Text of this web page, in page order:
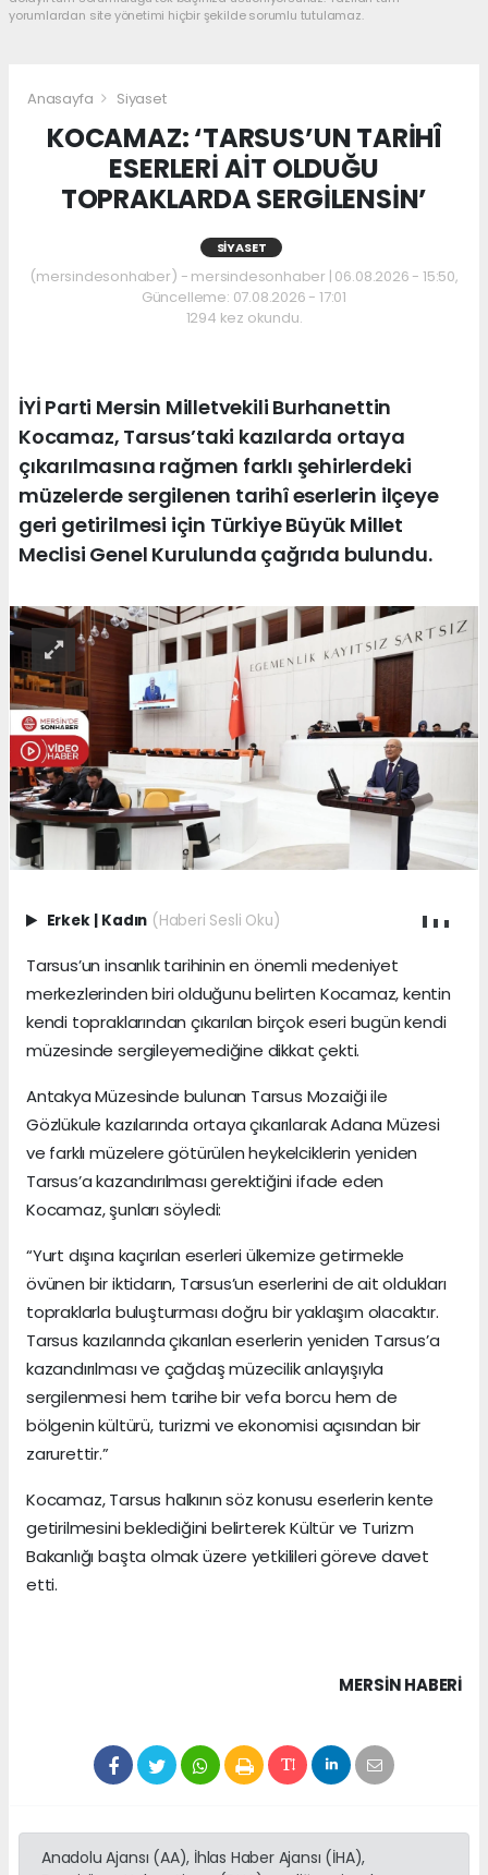
yorumlardan site yönetimi hiçbir şekilde sorumlu tutulamaz.
Anasayfa Siyaset
KOCAMAZ: ‘TARSUS’UN TARİHÎ
ESERLERİ AİT OLDUĞU
TOPRAKLARDA SERGİLENSİN’
SIYASET
(mersindesonhaber) - mersindesonhaber | 06.08.2026 - 15:50,
Güncelleme: 07.08.2026 - 17:01
1294 kez okundu.
İYİ Parti Mersin Milletvekili Burhanettin
Kocamaz, Tarsus’taki kazılarda ortaya
çıkarılmasına rağmen farklı şehirlerdeki
müzelerde sergilenen tarihî eserlerin ilçeye
geri getirilmesi için Türkiye Büyük Millet
Meclisi Genel Kurulunda çağrıda bulundu.
Erkek | Kadın (Haberi Sesli Oku)
Tarsus’un insanlık tarihinin en önemli medeniyet
merkezlerinden biri olduğunu belirten Kocamaz, kentin
kendi topraklarından çıkarılan birçok eseri bugün kendi
müzesinde sergileyemediğine dikkat çekti.
Antakya Müzesinde bulunan Tarsus Mozaiği ile
Gözlükule kazılarında ortaya çıkarılarak Adana Müzesi
ve farklı müzelere götürülen heykelciklerin yeniden
Tarsus’a kazandırılması gerektiğini ifade eden
Kocamaz, şunları söyledi:
“Yurt dışına kaçırılan eserleri ülkemize getirmekle
övünen bir iktidarın, Tarsus’un eserlerini de ait oldukları
topraklarla buluşturması doğru bir yaklaşım olacaktır.
Tarsus kazılarında çıkarılan eserlerin yeniden Tarsus’a
kazandırılması ve çağdaş müzecilik anlayışıyla
sergilenmesi hem tarihe bir vefa borcu hem de
bölgenin kültürü, turizmi ve ekonomisi açısından bir
zarurettir.”
Kocamaz, Tarsus halkının söz konusu eserlerin kente
getirilmesini beklediğini belirterek Kültür ve Turizm
Bakanlığı başta olmak üzere yetkilileri göreve davet
etti.
MERSIN HABERİ
Anadolu Ajansı (AA), İhlas Haber Ajansı (İHA),